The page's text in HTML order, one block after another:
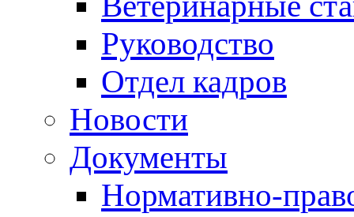
Руководство
Отдел кадров
Новости
Документы
Нормативно-